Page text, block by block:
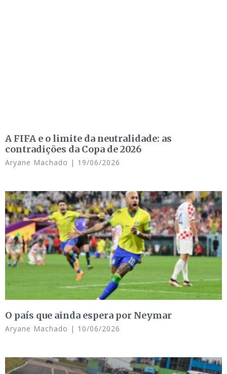
A FIFA e o limite da neutralidade: as
contradições da Copa de 2026
Aryane Machado 19/06/2026
O país que ainda espera por Neymar
Aryane Machado 10/06/2026